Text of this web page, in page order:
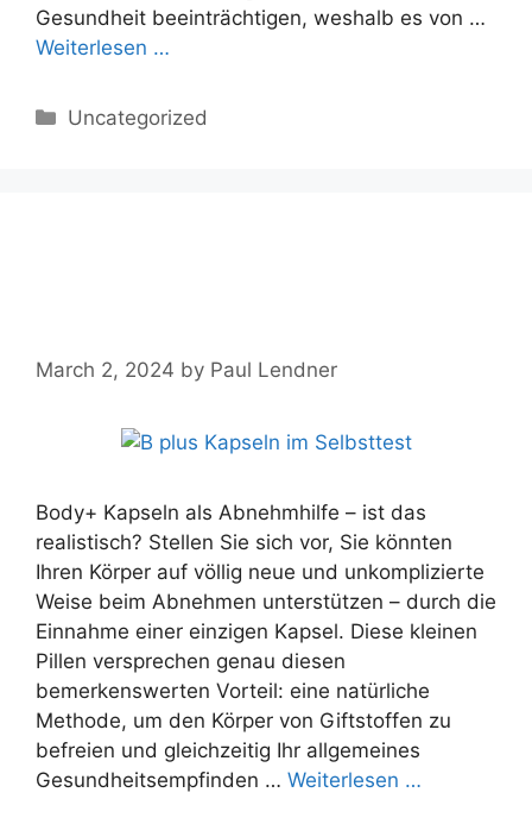
Gesundheit beeinträchtigen, weshalb es von …
Weiterlesen …
Categories
Uncategorized
March 2, 2024 by Paul Lendner
Body+ Kapseln als Abnehmhilfe – ist das
realistisch? Stellen Sie sich vor, Sie könnten
Ihren Körper auf völlig neue und unkomplizierte
Weise beim Abnehmen unterstützen – durch die
Einnahme einer einzigen Kapsel. Diese kleinen
Pillen versprechen genau diesen
bemerkenswerten Vorteil: eine natürliche
Methode, um den Körper von Giftstoffen zu
befreien und gleichzeitig Ihr allgemeines
Gesundheitsempfinden … Weiterlesen …